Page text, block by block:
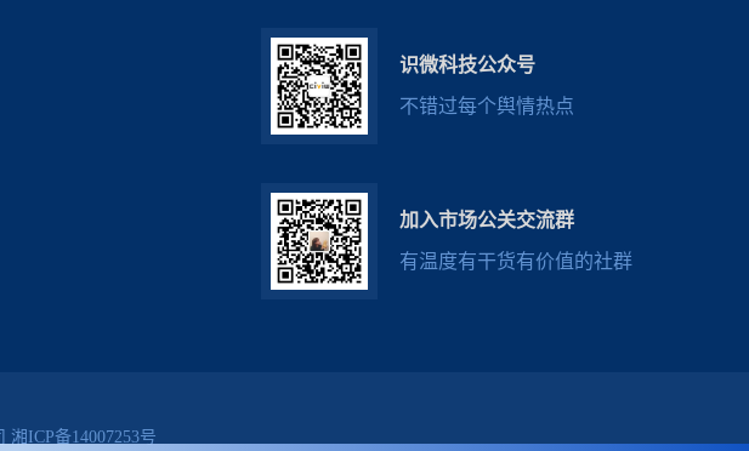
识微科技公众号
不错过每个舆情热点
加入市场公关交流群
有温度有干货有价值的社群
湘ICP备14007253号